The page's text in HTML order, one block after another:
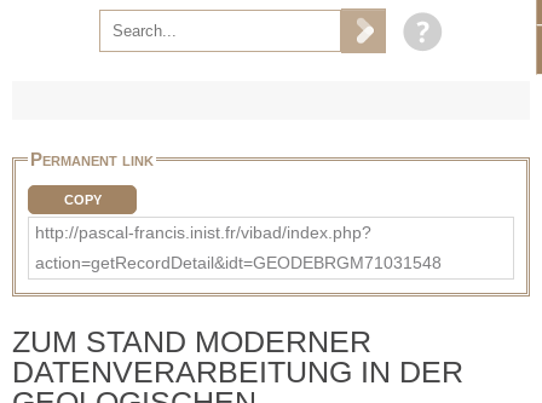
Permanent link
COPY
http://pascal-francis.inist.fr/vibad/index.php?
action=getRecordDetail&idt=GEODEBRGM71031548
ZUM STAND MODERNER
DATENVERARBEITUNG IN DER